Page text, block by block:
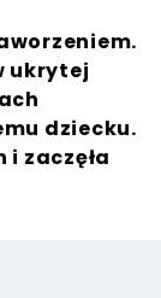
ukrytej
dziecku.
zaczęła